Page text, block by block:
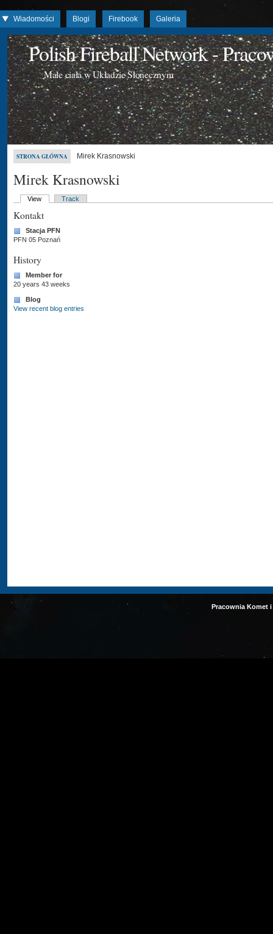
Wiadomości Blogi Firebook Galeria
Polish Fireball Network -
Małe ciała w Układzie Słonecznym
STRONA GŁÓWNA Mirek Krasnowski
Mirek Krasnowski
View Track
Kontakt
Stacja PFN
PFN 05 Poznań
History
Member for
20 years 43 weeks
Blog
View recent blog entries
Pracownia Komet